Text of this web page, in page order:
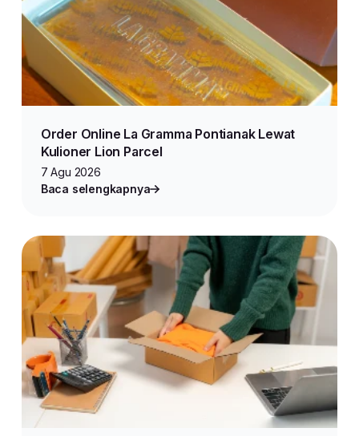
Order Online La Gramma Pontianak Lewat
Kulioner Lion Parcel
7 Agu 2026
Baca selengkapnya